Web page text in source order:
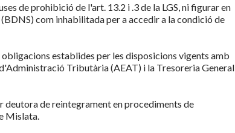
de prohibició de l'art. 13.2 i .3 de la LGS, ni figurar en
com inhabilitada per a accedir a la condició de
establides per les disposicions vigents amb
Tributària (AEAT) i la Tresoreria General
de reintegrament en procediments de
Mislata.